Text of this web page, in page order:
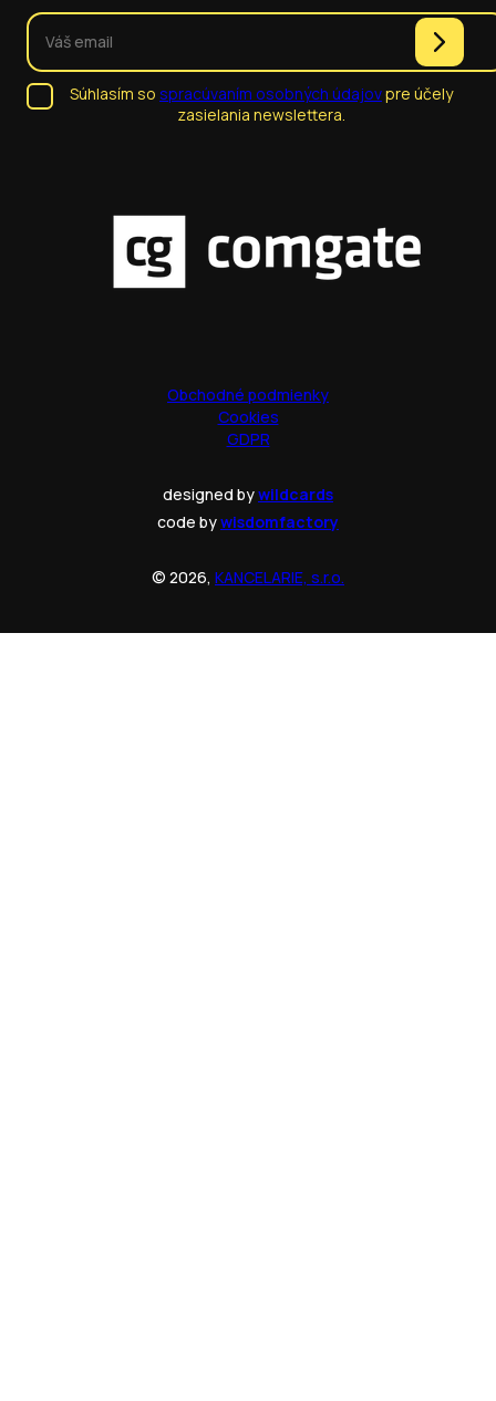
Súhlasím so spracúvaním osobných údajovpre účely
zasielania newslettera.
Obchodné podmienky
Cookies
GDPR
designed bywildcards
code bywisdomfactory
© 2026, KANCELARIE, s.r.o.